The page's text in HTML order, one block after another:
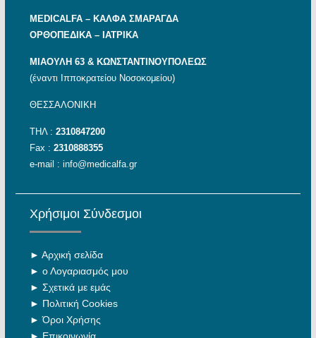
MEDICALFA – KAΛΦΑ ΣΜΑΡΑΓΔΑ
ΟΡΘΟΠΕΔΙΚΑ – ΙΑΤΡΙΚΑ
ΜΙΑΟΥΛΗ 63 & ΚΩΝΣΤΑΝΤΙΝΟΥΠΟΛΕΩΣ
(έναντι Ιπποκρατείου Νοσοκομείου)
ΘΕΣΣΑΛΟΝΙΚΗ
ΤΗΛ : 2310847200
Fax : 2310888355
e-mail : info@medicalfa.gr
Χρήσιμοι Σύνδεσμοι
► Αρχική σελίδα
► ο Λογαριασμός μου
► Σχετικά με εμάς
► Πολιτική Cookies
►Όροι Χρήσης